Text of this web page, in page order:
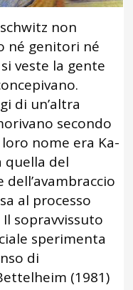
non
né genitori né
veste la gente
di un’altra
secondo
nome era Ka-
quella del
al processo
sopravvissuto
sperimenta
di
(1981)